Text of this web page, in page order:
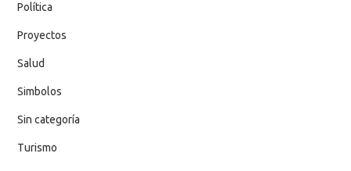
Política
Proyectos
Salud
Simbolos
Sin categoría
Turismo